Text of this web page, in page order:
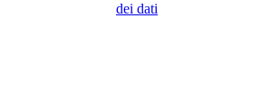
dei dati